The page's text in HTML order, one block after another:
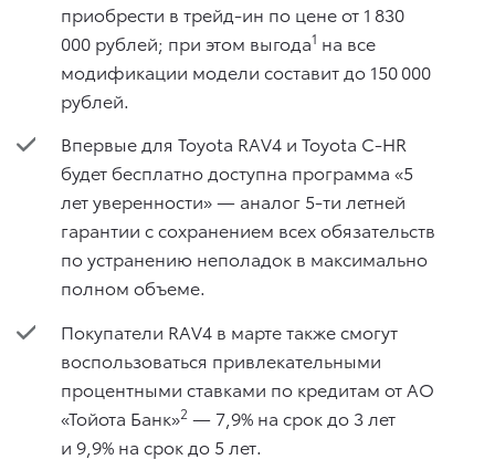
приобрести в трейд-ин по цене от 1 830
000 рублей; при этом выгода1 на все
модификации модели составит до 150 000
рублей.
Впервые для Toyota RAV4 и Toyota C-HR
будет бесплатно доступна программа «5
лет уверенности» — аналог 5-ти летней
гарантии с сохранением всех обязательств
по устранению неполадок в максимально
полном объеме.
Покупатели RAV4 в марте также смогут
воспользоваться привлекательными
процентными ставками по кредитам от АО
«Тойота Банк»2 — 7,9% на срок до 3 лет
и 9,9% на срок до 5 лет.